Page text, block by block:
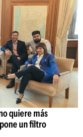
quiere más
un filtro